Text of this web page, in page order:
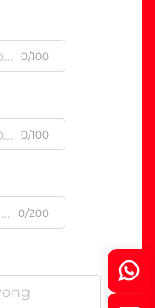
0/100
0/100
0/200